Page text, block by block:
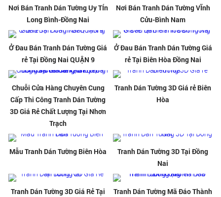
Nơi Bán Tranh Dán Tường Uy TÍn
Long Bình-Đồng Nai
Nơi Bán Tranh Dán Tường VĨnh
Cửu-Bình Nam
Ở Đau Bán Tranh Dán Tường Giá
rẻ Tại Đồng Nai QUẬN 9
Ở Đau Bán Tranh Dán Tường Giá
rẻ Tại Biên Hòa Đồng Nai
Chuỗi Cửa Hàng Chuyên Cung
Cấp Thi Công Tranh Dán Tường
3D Giá Rẻ Chất Lượng Tại Nhơn
Trạch
Tranh Dán Tường 3D Giá rẻ Biên
Hòa
Mẫu Tranh Dán Tường Biên Hòa
Tranh Dán Tường 3D Tại Đồng
Nai
Tranh Dán Tường 3D Giá Rẻ Tại
Tranh Dán Tường Mã Đáo Thành